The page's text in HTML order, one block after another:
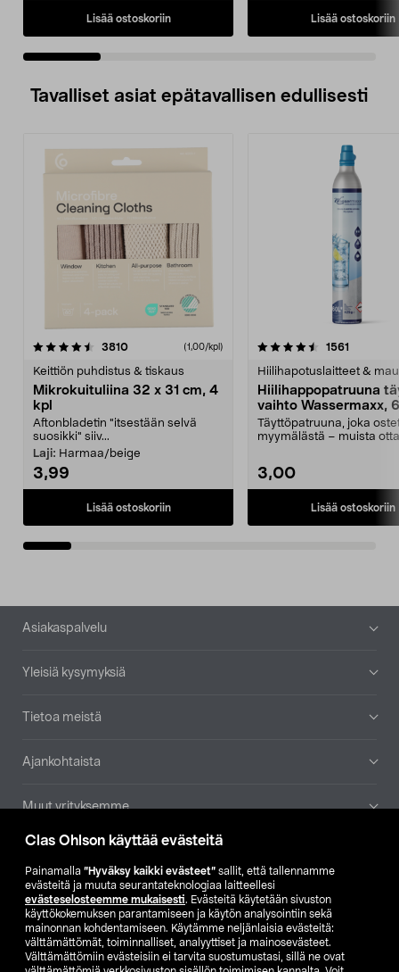
Clas Ohlson käyttää evästeitä
Painamalla ”Hyväksy kaikki evästeet” sallit, että tallennamme
evästeitä ja muuta seurantateknologiaa laitteellesi
evästeselosteemme mukaisesti. Evästeitä käytetään sivuston
käyttökokemuksen parantamiseen ja käytön analysointiin sekä
mainonnan kohdentamiseen. Käytämme neljänlaisia evästeitä:
välttämättömät, toiminnalliset, analyyttiset ja mainosevästeet.
Välttämättömiin evästeisiin ei tarvita suostumustasi, sillä ne ovat
Lisää ostoskoriin Lisää ostoskoriin
Tavalliset asiat epätavallisen edullisesti
3810arvostelut (1,00/kpl)
Keittiön puhdistus & tiskaus
Mikrokuituliina 32 x 31 cm, 4
kpl
Aftonbladetin "itsestään selvä
suosikki" siiv...
Laji: Harmaa/beige
3,99
Lisää ostoskoriin
4.5viidestä
1561
Hiilihapotuslaitteet &
Hiilihappopatruuna
vaihto Wassermaxx,
Täyttöpatruuna, joka
myymälästä – muista
3,00
Lisää ostoskoriin
4.5viidestä
Alatunniste
Asiakaspalvelu
Yleisiä kysymyksiä
Tietoa meistä
Ajankohtaista
Muut yrityksemme
Etsi myymälä
SE NO FI
FI SV